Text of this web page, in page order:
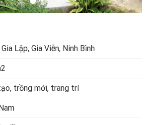
Lập, Gia Viễn, Ninh Bình
trồng mới, trang trí